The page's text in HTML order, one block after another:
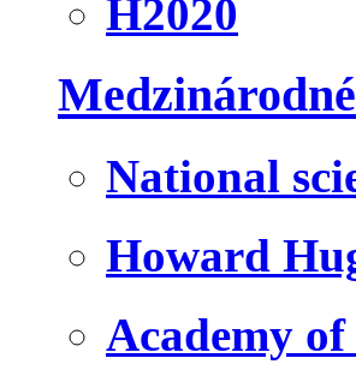
H2020
Medzinárodné
National
Howard
Academy